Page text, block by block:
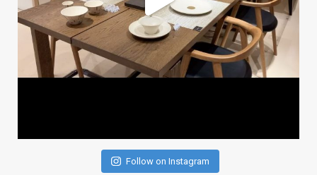
Follow on Instagram